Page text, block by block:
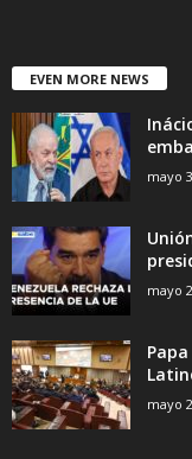
EVEN MORE NEWS
mayo
mayo
mayo